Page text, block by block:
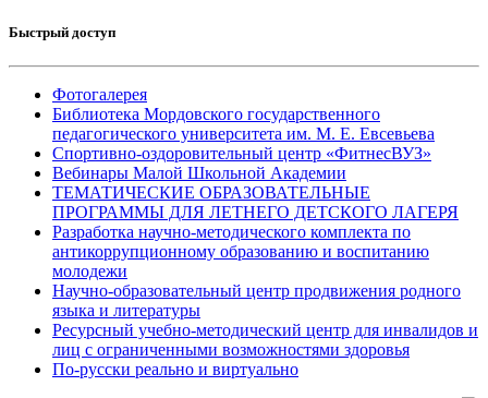
Быстрый доступ
Фотогалерея
Библиотека Мордовского государственного
педагогического университета им. М. Е. Евсевьева
Спортивно-оздоровительный центр «ФитнесВУЗ»
Вебинары Малой Школьной Академии
ТЕМАТИЧЕСКИЕ ОБРАЗОВАТЕЛЬНЫЕ
ПРОГРАММЫ ДЛЯ ЛЕТНЕГО ДЕТСКОГО ЛАГЕРЯ
Разработка научно-методического комплекта по
антикоррупционному образованию и воспитанию
молодежи
Научно-образовательный центр продвижения родного
языка и литературы
Ресурсный учебно-методический центр для инвалидов и
лиц с ограниченными возможностями здоровья
По-русски реально и виртуально